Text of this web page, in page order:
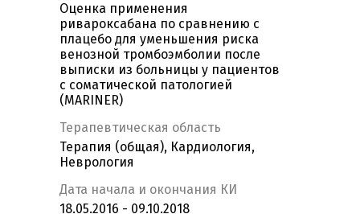
Оценка применения
ривароксабана по сравнению с
плацебо для уменьшения риска
венозной тромбоэмболии после
выписки из больницы у пациентов
с соматической патологией
(MARINER)
Терапевтическая область
Терапия (общая), Кардиология,
Неврология
Дата начала и окончания КИ
18.05.2016 - 09.10.2018